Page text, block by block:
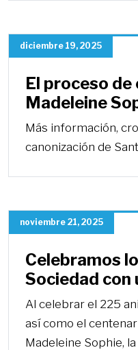
diciembre 19, 2025
El proceso
Madeleine
Más información,
canonización de
noviembre 21, 2025
Celebramos
Sociedad con
Al celebrar el 225
así como el
Madeleine Sophie,